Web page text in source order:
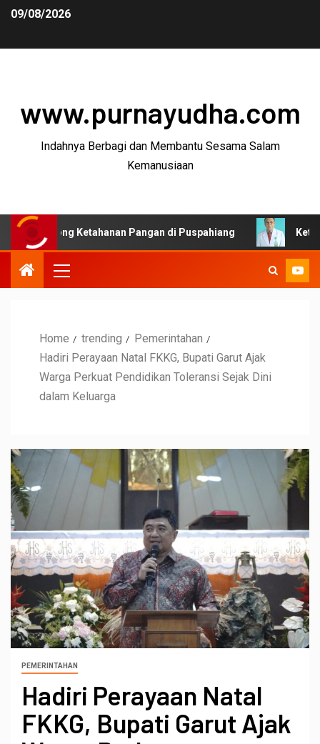
09/08/2026
www.purnayudha.com
Indahnya Berbagi dan Membantu Sesama Salam
Kemanusiaan
Ketahanan Pangan di Puspahiang Ketua MKEK
Home trending
Pemerintahan
Hadiri Perayaan Natal FKKG, Bupati Garut Ajak
Warga Perkuat Pendidikan Toleransi Sejak Dini
dalam Keluarga
PEMERINTAHAN
Hadiri Perayaan Natal
FKKG, Bupati Garut Ajak